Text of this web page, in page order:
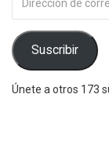
de
correo
electrónico
Suscribir
Únete a otros 173